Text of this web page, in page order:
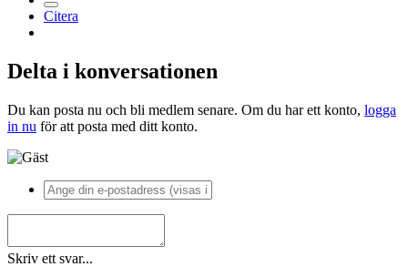
Citera
Delta i konversationen
Du kan posta nu och bli medlem senare. Om du har ett konto, logga
in nu för att posta med ditt konto.
Skriv ett svar...